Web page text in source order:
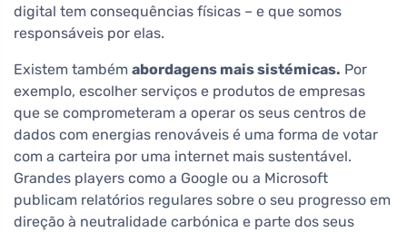
digital tem consequências físicas – e que somos
responsáveis por elas.
Existem também abordagens mais sistémicas. Por
exemplo, escolher serviços e produtos de empresas
que se comprometeram a operar os seus centros de
dados com energias renováveis é uma forma de votar
com a carteira por uma internet mais sustentável.
Grandes players como a Google ou a Microsoft
publicam relatórios regulares sobre o seu progresso em
direção à neutralidade carbónica e parte dos seus